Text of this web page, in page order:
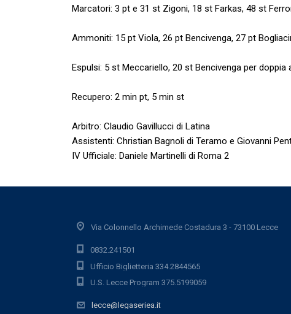
Marcatori: 3 pt e 31 st Zigoni, 18 st Farkas, 48 st
Ammoniti: 15 pt Viola, 26 pt Bencivenga, 27 pt
Espulsi: 5 st Meccariello, 20 st Bencivenga per
Recupero: 2 min pt, 5 min st
Arbitro: Claudio Gavillucci di Latina
Assistenti: Christian Bagnoli di Teramo e Giovanni
IV Ufficiale: Daniele Martinelli di Roma 2
Via Colonnello Archimede Costadura 3 - 73100 Lecce
0832.241501
Ufficio Biglietteria 334.2844565
U.S. Lecce Program 375.5199059
lecce@legaseriea.it